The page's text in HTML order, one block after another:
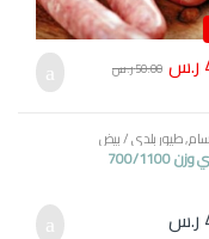
ر.س 50.00ر.س
,طيور بلدي / بيض
700/1100
ر.س